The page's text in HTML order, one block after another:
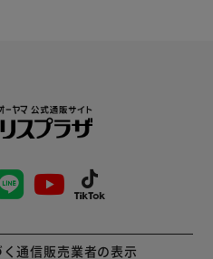
通信販売業者の表示